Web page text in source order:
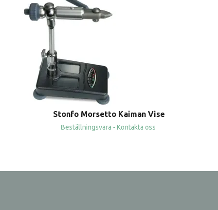
Stonfo Morsetto Kaiman Vise
Beställningsvara - Kontakta oss